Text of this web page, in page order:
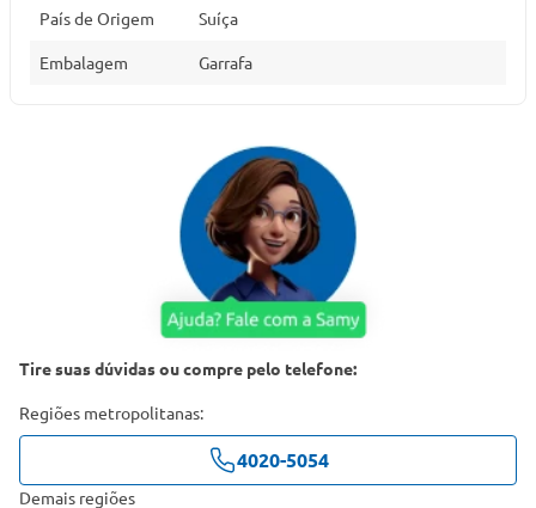
País de Origem Suíça
Embalagem Garrafa
Tire suas dúvidas ou compre pelo telefone:
Regiões metropolitanas:
4020-5054
Demais regiões